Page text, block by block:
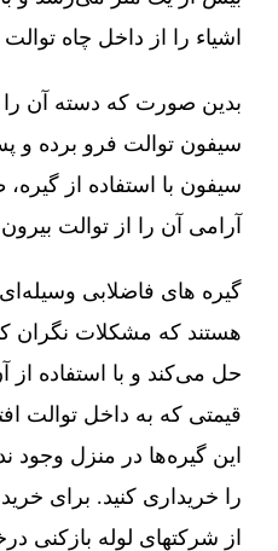
اشیاء را از داخل چاه
بدین صورت که دسته آن را
سیفون توالت فرو برده و
سیفون با استفاده از گیره،
آرامی آن را از توالت
گیره های فاضلابی
هستند که مشکلات نگران
حل می‌کند و با استفاده از
قیمتی که به داخل توالت
این گیره‌ها در منزل وجود
را خریداری کنید. برای
از شرکتهای لوله بازکنی